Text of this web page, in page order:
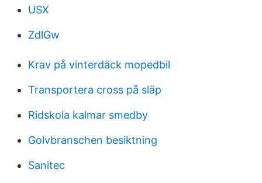
USX
ZdlGw
Krav på vinterdäck mopedbil
Transportera cross på släp
Ridskola kalmar smedby
Golvbranschen besiktning
Sanitec